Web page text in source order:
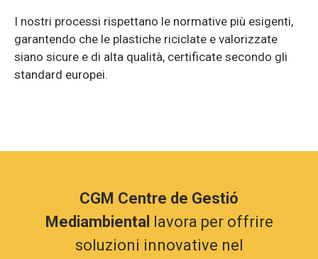
I nostri processi rispettano le normative più esigenti,
garantendo che le plastiche riciclate e valorizzate
siano sicure e di alta qualità, certificate secondo gli
standard europei.
CGM Centre de Gestió
Mediambiental lavora per offrire
soluzioni innovative nel